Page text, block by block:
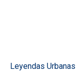
Leyendas Urbanas